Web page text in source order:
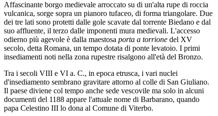
Affascinante borgo medievale arroccato su di un'alta rupe di roccia
vulcanica, sorge sopra un pianoro tufaceo, di forma triangolare. Due
dei tre lati sono protetti dalle gole scavate dal torrente Biedano e dal
suo affluente, il terzo dalle imponenti mura medievali. L'accesso
odierno più agevole è dalla maestosa porta a torrione del XV
secolo, detta Romana, un tempo dotata di ponte levatoio. I primi
insediamenti noti nella zona rupestre risalgono all'età del Bronzo.
Tra i secoli VIII e VI a. C., in epoca etrusca, i vari nuclei
d'insediamento sembrano gravitare attorno al colle di San Giuliano.
Il paese diviene col tempo anche sede vescovile ma solo in alcuni
documenti del 1188 appare l'attuale nome di Barbarano, quando
papa Celestino III lo dona al Comune di Viterbo.